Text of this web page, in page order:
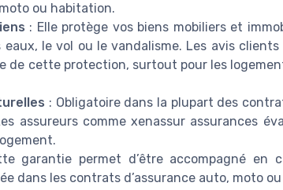
ou habitation.
: Elle protège vos biens mobiliers et
eaux, le vol ou le vandalisme. Les avis
de cette protection, surtout pour les
: Obligatoire dans la plupart des
assureurs comme xenassur assurances
garantie permet d’être accompagné en
dans les contrats d’assurance auto, moto